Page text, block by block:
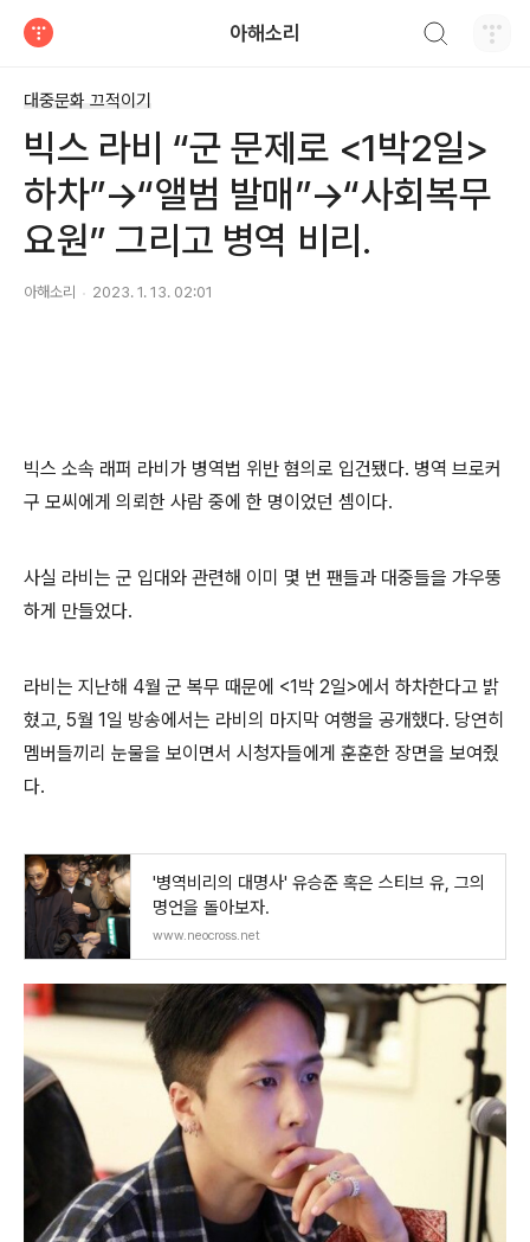
아해소리
대중문화 끄적이기
빅스 라비 “군 문제로 <1박2일>
하차”→“앨범 발매”→“사회복무
요원” 그리고 병역 비리.
아해소리 2023. 1. 13. 02:01
빅스 소속 래퍼 라비가 병역법 위반 혐의로 입건됐다. 병역 브로커
구 모씨에게 의뢰한 사람 중에 한 명이었던 셈이다.
사실 라비는 군 입대와 관련해 이미 몇 번 팬들과 대중들을 갸우뚱
하게 만들었다.
라비는 지난해 4월 군 복무 때문에 <1박 2일>에서 하차한다고 밝
혔고, 5월 1일 방송에서는 라비의 마지막 여행을 공개했다. 당연히
멤버들끼리 눈물을 보이면서 시청자들에게 훈훈한 장면을 보여줬
다.
'병역비리의 대명사' 유승준 혹은 스티브 유, 그의
명언을 돌아보자.
www.neocross.net